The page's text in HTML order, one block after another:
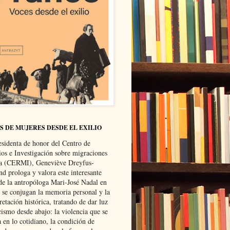
DE MUJERES DESDE EL EXILIO
de honor del Centro de
e Investigación sobre migraciones
(CERMI), Geneviève Dreyfus-
prologa y valora este interesante
la antropóloga Mari-José Nadal en
se conjugan la memoria personal y la
histórica, tratando de dar luz
desde abajo: la violencia que se
en lo cotidiano, la condición de